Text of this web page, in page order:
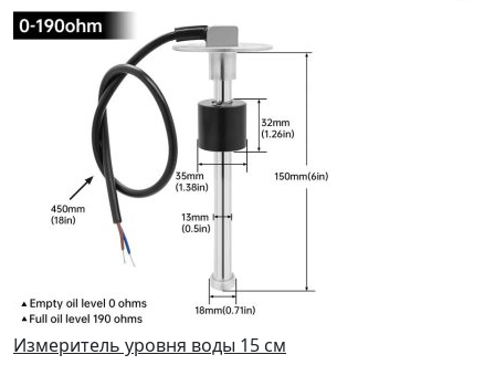
Измеритель уровня воды 15 см